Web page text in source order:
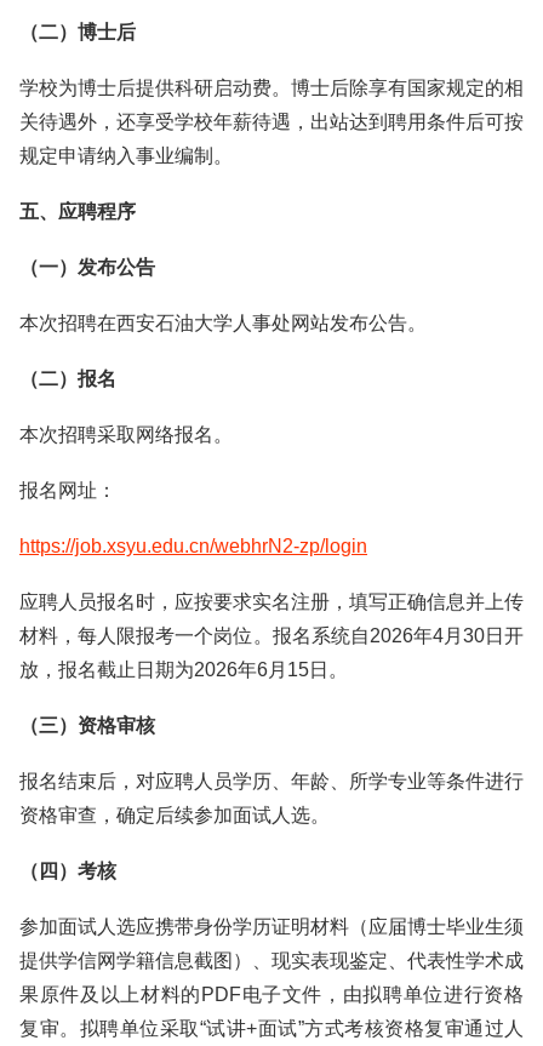
（二）博士后
学校为博士后提供科研启动费。博士后除享有国家规定的相
关待遇外，还享受学校年薪待遇，出站达到聘用条件后可按
规定申请纳入事业编制。
五、应聘程序
（一）发布公告
本次招聘在西安石油大学人事处网站发布公告。
（二）报名
本次招聘采取网络报名。
报名网址：
https://job.xsyu.edu.cn/webhrN2-zp/login
应聘人员报名时，应按要求实名注册，填写正确信息并上传
材料，每人限报考一个岗位。报名系统自2026年4月30日开
放，报名截止日期为2026年6月15日。
（三）资格审核
报名结束后，对应聘人员学历、年龄、所学专业等条件进行
资格审查，确定后续参加面试人选。
（四）考核
参加面试人选应携带身份学历证明材料（应届博士毕业生须
提供学信网学籍信息截图）、现实表现鉴定、代表性学术成
果原件及以上材料的PDF电子文件，由拟聘单位进行资格
复审。拟聘单位采取“试讲+面试”方式考核资格复审通过人